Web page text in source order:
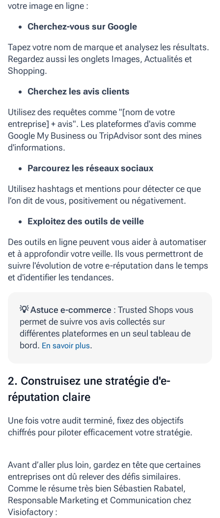
votre image en ligne :
Cherchez-vous sur Google
Tapez votre nom de marque et analysez les résultats.
Regardez aussi les onglets Images, Actualités et
Shopping.
Cherchez les avis clients
Utilisez des requêtes comme "[nom de votre
entreprise] + avis". Les plateformes d'avis comme
Google My Business ou TripAdvisor sont des mines
d'informations.
Parcourez les réseaux sociaux
Utilisez hashtags et mentions pour détecter ce que
l’on dit de vous, positivement ou négativement.
Exploitez des outils de veille
Des outils en ligne peuvent vous aider à automatiser
et à approfondir votre veille. Ils vous permettront de
suivre l'évolution de votre e-réputation dans le temps
et d'identifier les tendances.
💡Astuce e-commerce : Trusted Shops vous
permet de suivre vos avis collectés sur
différentes plateformes en un seul tableau de
bord. En savoir plus.
2. Construisez une stratégie d'e-
réputation claire
Une fois votre audit terminé, fixez des objectifs
chiffrés pour piloter efficacement votre stratégie.
Avant d’aller plus loin, gardez en tête que certaines
entreprises ont dû relever des défis similaires.
Comme le résume très bien Sébastien Rabatel,
Responsable Marketing et Communication chez
Visiofactory :